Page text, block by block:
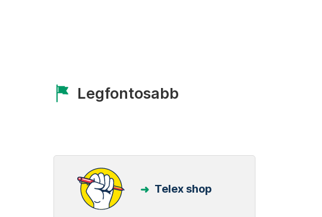
Legfontosabb
Telex shop